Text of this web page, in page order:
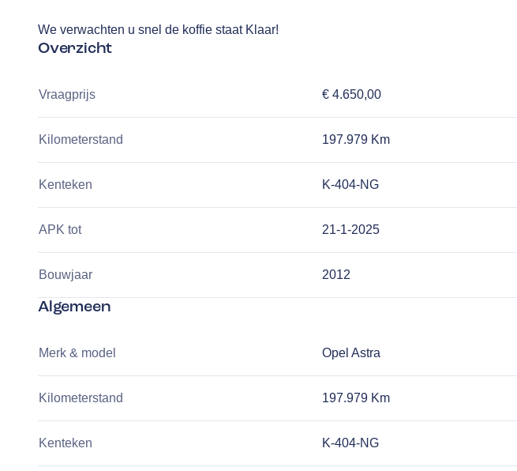
We verwachten u snel de koffie staat Klaar!
Overzicht
Vraagprijs € 4.650,00
Kilometerstand 197.979 Km
Kenteken K-404-NG
APK tot 21-1-2025
Bouwjaar 2012
Algemeen
Merk & model Opel Astra
Kilometerstand 197.979 Km
Kenteken K-404-NG